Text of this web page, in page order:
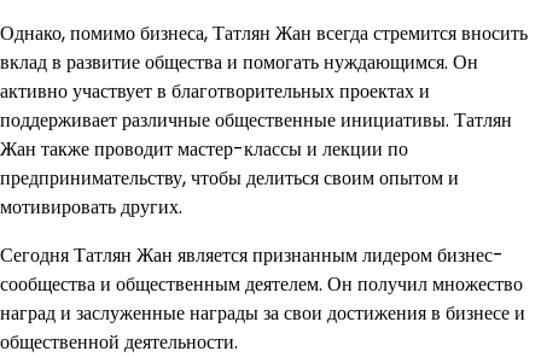
Однако, помимо бизнеса, Татлян Жан всегда стремится вносить
вклад в развитие общества и помогать нуждающимся. Он
активно участвует в благотворительных проектах и
поддерживает различные общественные инициативы. Татлян
Жан также проводит мастер-классы и лекции по
предпринимательству, чтобы делиться своим опытом и
мотивировать других.
Сегодня Татлян Жан является признанным лидером бизнес-
сообщества и общественным деятелем. Он получил множество
наград и заслуженные награды за свои достижения в бизнесе и
общественной деятельности.